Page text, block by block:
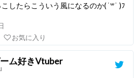
したらこういう風になるのか( ˙꒳​˙ )ﾌ
お気に入り
ム好きVtuber